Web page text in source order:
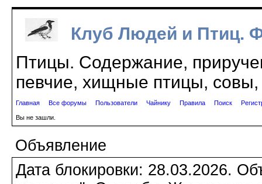
Клуб Людей и Птиц.
Птицы. Содержание,
певчие, хищные птицы, совы,
Главная Все форумы Пользователи Чайнику Правила Поиск
Вы не зашли.
Объявление
Дата блокировки: 28.03.2026.